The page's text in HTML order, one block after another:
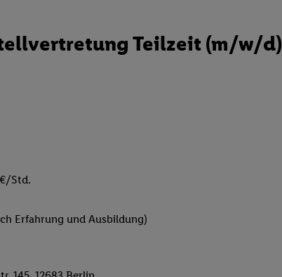
Teilzeit (m/w/d)
Std.
Erfahrung und Ausbildung)